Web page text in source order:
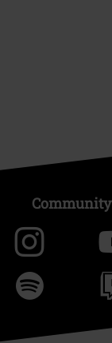
Community